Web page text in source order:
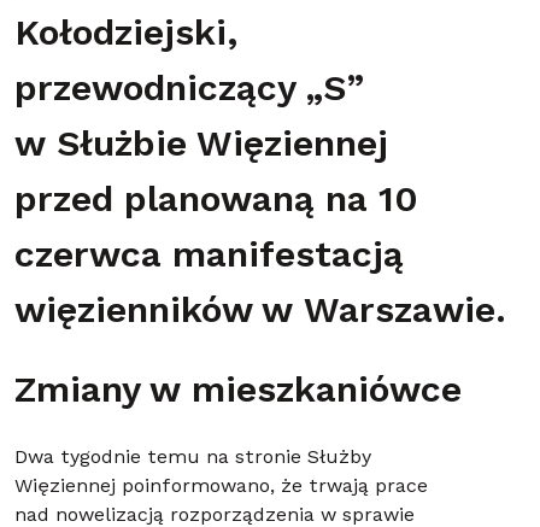
Kołodziejski,
przewodniczący „S”
w Służbie Więziennej
przed planowaną na 10
czerwca manifestacją
więzienników w Warszawie.
Zmiany w mieszkaniówce
Dwa tygodnie temu na stronie Służby
Więziennej poinformowano, że trwają prace
nad nowelizacją rozporządzenia w sprawie